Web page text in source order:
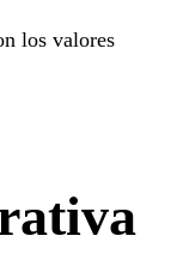
los valores